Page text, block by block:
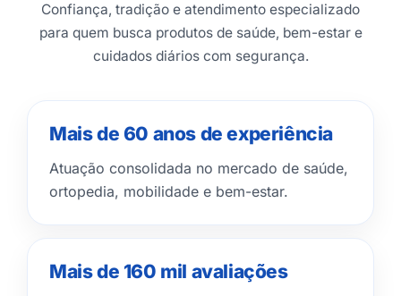
Confiança, tradição e atendimento especializado
para quem busca produtos de saúde, bem-estar e
cuidados diários com segurança.
Mais de 60 anos de experiência
Atuação consolidada no mercado de saúde,
ortopedia, mobilidade e bem-estar.
Mais de 160 mil avaliações